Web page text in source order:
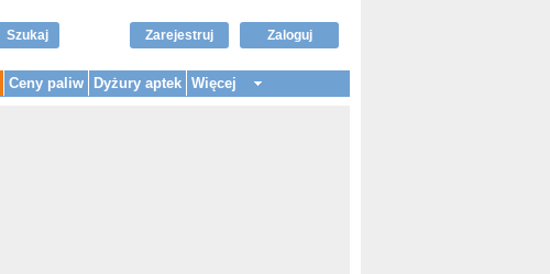
Szukaj Zaloguj
Zarejestruj
Ceny paliw Dyżury aptek Więcej